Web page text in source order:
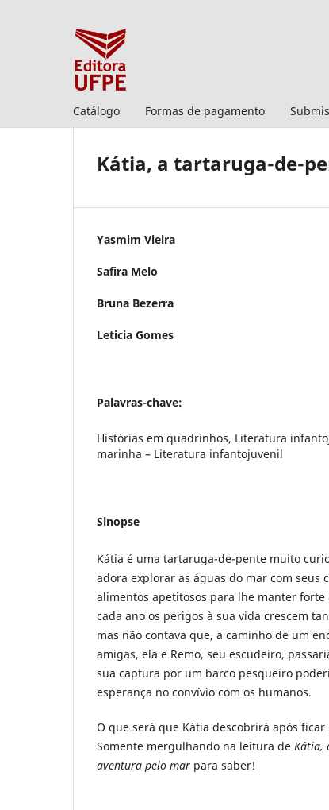
Catálogo Formas de pagamento
Kátia, a tartaruga-de-
Yasmim Vieira
Safira Melo
Bruna Bezerra
Leticia Gomes
Palavras-chave:
Histórias em quadrinhos, Literatura
marinha – Literatura infantojuvenil
Sinopse
Kátia é uma tartaruga-de-pente muito
adora explorar as águas do mar com seus
alimentos apetitosos para lhe manter forte
cada ano os perigos à sua vida crescem
mas não contava que, a caminho de um
amigas, ela e Remo, seu escudeiro,
sua captura por um barco pesqueiro
esperança no convívio com os humanos.
O que será que Kátia descobrirá após
Somente mergulhando na leitura de Kátia,
aventura pelo mar para saber!